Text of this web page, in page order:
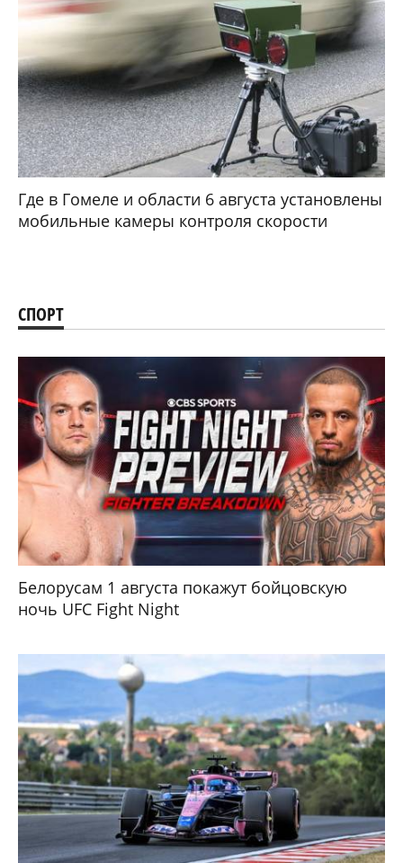
Где в Гомеле и области 6 августа установлены
мобильные камеры контроля скорости
СПОРТ
Белорусам 1 августа покажут бойцовскую
ночь UFC Fight Night